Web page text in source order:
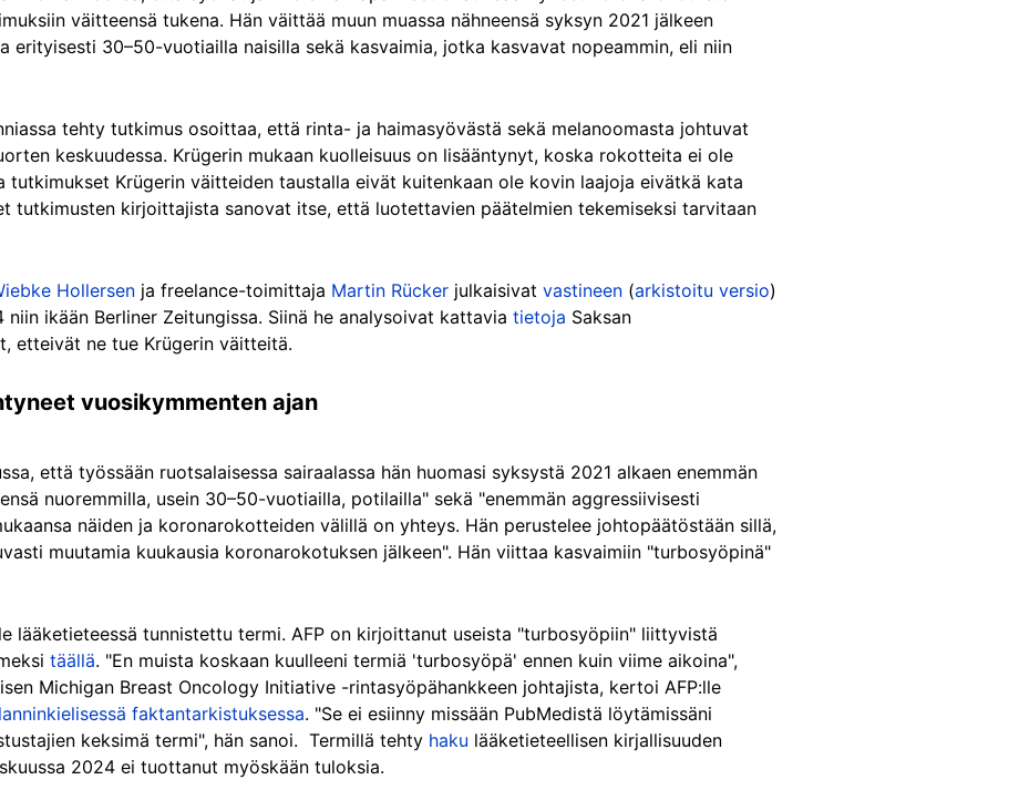
väitteensä tukena. Hän väittää muun muassa nähneensä syksyn 2021 jälkeen
erityisesti 30–50-vuotiailla naisilla sekä kasvaimia, jotka kasvavat nopeammin, eli niin
tehty tutkimus osoittaa, että rinta- ja haimasyövästä sekä melanoomasta johtuvat
keskuudessa. Krügerin mukaan kuolleisuus on lisääntynyt, koska rokotteita ei ole
Krügerin väitteiden taustalla eivät kuitenkaan ole kovin laajoja eivätkä kata
tutkimusten kirjoittajista sanovat itse, että luotettavien päätelmien tekemiseksi tarvitaan
Hollersen ja freelance-toimittaja Martin Rücker julkaisivat vastineen (arkistoitu versio)
niin ikään Berliner Zeitungissa. Siinä he analysoivat kattavia tietoja Saksan
etteivät ne tue Krügerin väitteitä.
vuosikymmenten ajan
että työssään ruotsalaisessa sairaalassa hän huomasi syksystä 2021 alkaen enemmän
nuoremmilla, usein 30–50-vuotiailla, potilailla" sekä "enemmän aggressiivisesti
näiden ja koronarokotteiden välillä on yhteys. Hän perustelee johtopäätöstään sillä,
muutamia kuukausia koronarokotuksen jälkeen". Hän viittaa kasvaimiin "turbosyöpinä"
lääketieteessä tunnistettu termi. AFP on kirjoittanut useista "turbosyöpiin" liittyvistä
täällä. "En muista koskaan kuulleeni termiä 'turbosyöpä' ennen kuin viime aikoina",
Michigan Breast Oncology Initiative -rintasyöpähankkeen johtajista, kertoi AFP:lle
faktantarkistuksessa. "Se ei esiinny missään PubMedistä löytämissäni
keksimä termi", hän sanoi. Termillä tehty haku lääketieteellisen kirjallisuuden
2024 ei tuottanut myöskään tuloksia.